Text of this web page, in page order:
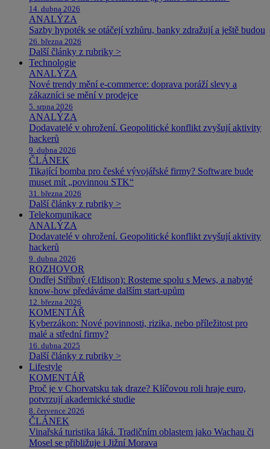
14. dubna 2026
ANALÝZA
Sazby hypoték se otáčejí vzhůru, banky zdražují a ještě budou
26. března 2026
Další články z rubriky >
Technologie
ANALÝZA
Nové trendy mění e-commerce: doprava poráží slevy a
zákazníci se mění v prodejce
5. srpna 2026
ANALÝZA
Dodavatelé v ohrožení. Geopolitické konflikt zvyšují aktivity
hackerů
9. dubna 2026
ČLÁNEK
Tikající bomba pro české vývojářské firmy? Software bude
muset mít „povinnou STK“
31. března 2026
Další články z rubriky >
Telekomunikace
ANALÝZA
Dodavatelé v ohrožení. Geopolitické konflikt zvyšují aktivity
hackerů
9. dubna 2026
ROZHOVOR
Ondřej Stříbný (Eldison): Rosteme spolu s Mews, a nabyté
know-how předáváme dalším start-upům
12. března 2026
KOMENTÁŘ
Kyberzákon: Nové povinnosti, rizika, nebo příležitost pro
malé a střední firmy?
16. dubna 2025
Další články z rubriky >
Lifestyle
KOMENTÁŘ
Proč je v Chorvatsku tak draze? Klíčovou roli hraje euro,
potvrzují akademické studie
8. července 2026
ČLÁNEK
Vinařská turistika láká. Tradičním oblastem jako Wachau či
Mosel se přibližuje i Jižní Morava